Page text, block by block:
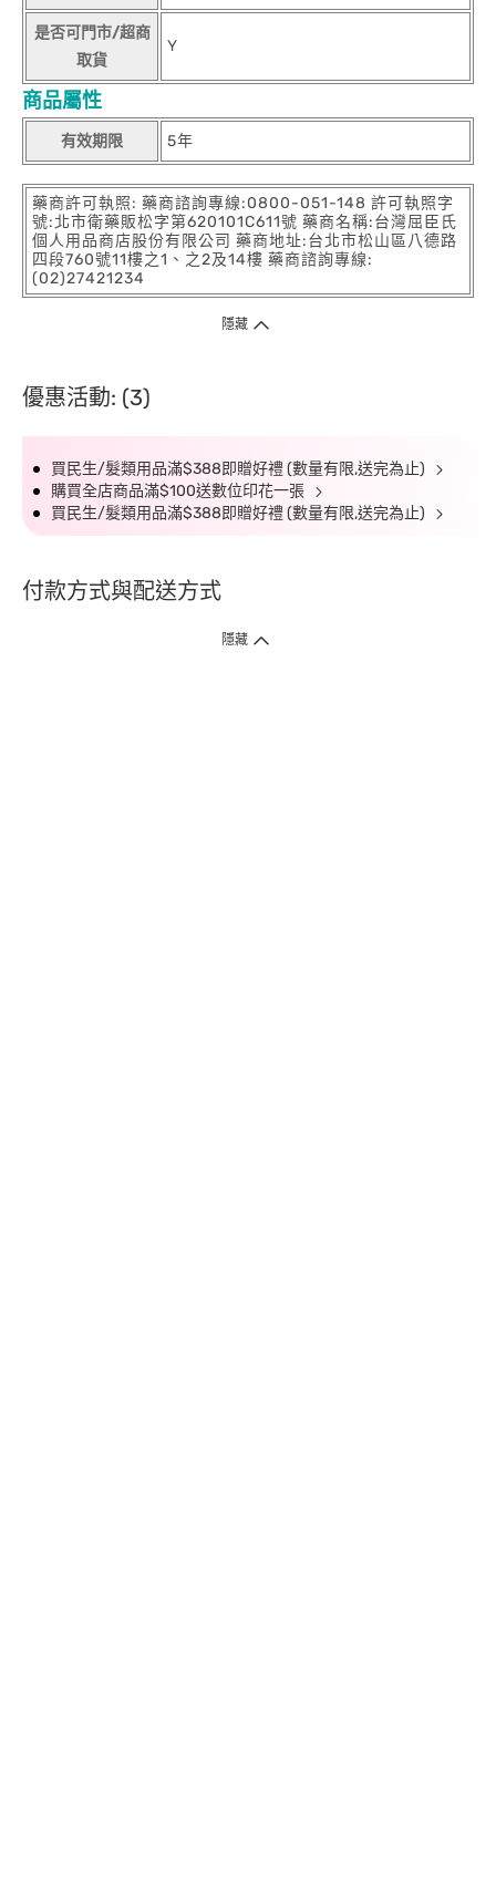
是否可門市/超商
取貨
Y
商品屬性
有效期限 5年
藥商許可執照: 藥商諮詢專線:0800-051-148 許可執照字
號:北市衛藥販松字第620101C611號 藥商名稱:台灣屈臣氏
個人用品商店股份有限公司 藥商地址:台北市松山區八德路
四段760號11樓之1、之2及14樓 藥商諮詢專線:
(02)27421234
隱藏
優惠活動: (3)
買民生/髮類用品滿$388即贈好禮 (數量有限,送完為止)
購買全店商品滿$100送數位印花一張
買民生/髮類用品滿$388即贈好禮 (數量有限,送完為止)
付款方式與配送方式
隱藏